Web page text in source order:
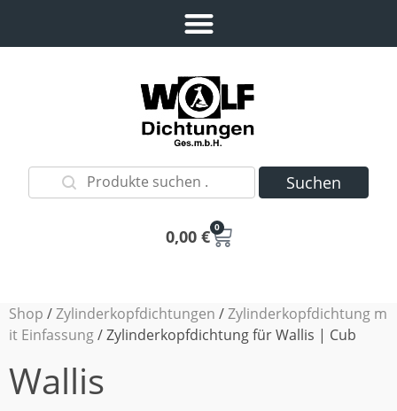
Suchen
0,00 € 0
Shop /Zylinderkopfdichtungen /Zylinderkopfdichtung m
it Einfassung/ Zylinderkopfdichtung für Wallis | Cub
Wallis